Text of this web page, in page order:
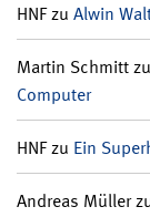
HNFzu Alwin
Martin Schmittzu
Computer
HNFzu Ein
Andreas Müller